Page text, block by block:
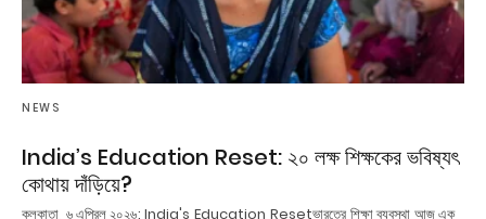
NEWS
India’s Education Reset: ২০ লক্ষ শিক্ষকের ভবিষ্যৎ
কোথায় দাঁড়িয়ে?
কলকাতা, ৬ এপ্রিল ২০২৬: India's Education Resetভারতের শিক্ষা ব্যবস্থা আজ এক